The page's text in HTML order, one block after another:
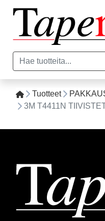
Tuotteet
3M T4411N